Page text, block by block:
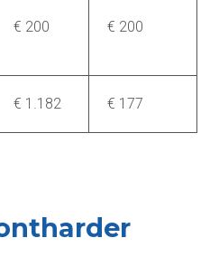
€ 200 € 200
€ 1.182 € 177